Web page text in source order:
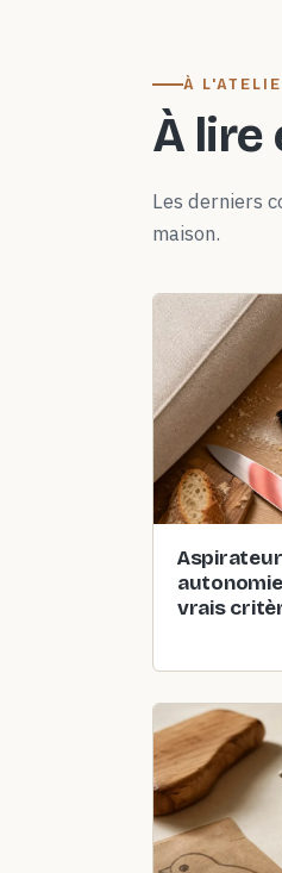
À
À lire
Les derniers
maison.
Aspirateur
vrais